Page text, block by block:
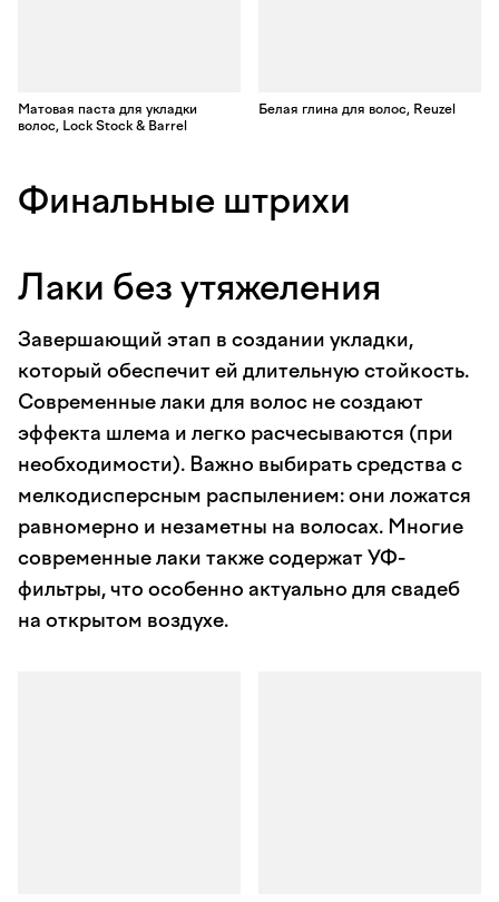
Матовая паста для укладки
волос, Lock Stock & Barrel
Белая глина для волос, Reuzel
Финальные штрихи
Лаки без утяжеления
Завершающий этап в создании укладки,
который обеспечит ей длительную стойкость.
Современные лаки для волос не создают
эффекта шлема и легко расчесываются (при
необходимости). Важно выбирать средства с
мелкодисперсным распылением: они ложатся
равномерно и незаметны на волосах. Многие
современные лаки также содержат УФ-
фильтры, что особенно актуально для свадеб
на открытом воздухе.